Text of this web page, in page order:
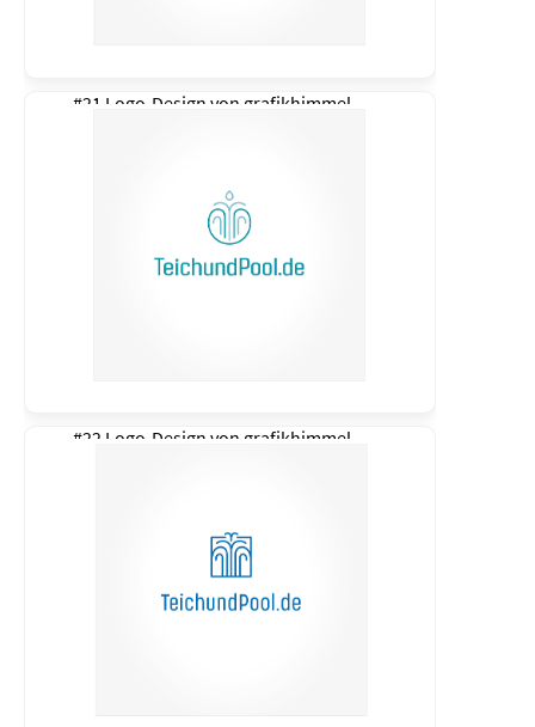
#21 Logo-Design von grafikhimmel
#22 Logo-Design von grafikhimmel